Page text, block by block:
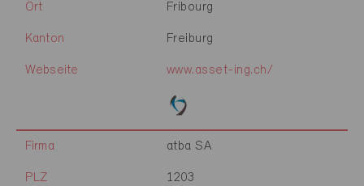
Ort Fribourg
Kanton Freiburg
Webseite www.asset-ing.ch/
Firma atba SA
PLZ 1203